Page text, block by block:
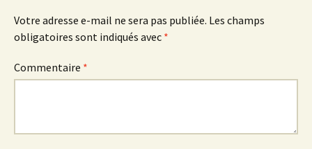
Votre adresse e-mail ne sera pas publiée. Les champs
obligatoires sont indiqués avec *
Commentaire *